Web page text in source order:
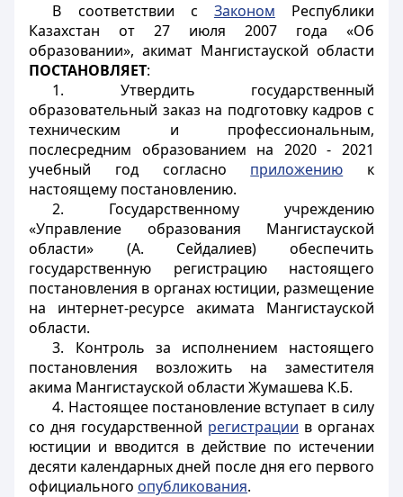
В соответствии с Законом Республики
Казахстан от 27 июля 2007 года «Об
образовании», акимат Мангистауской области
ПОСТАНОВЛЯЕТ:
1. Утвердить государственный
образовательный заказ на подготовку кадров с
техническим и профессиональным,
послесредним образованием на 2020 - 2021
учебный год согласно приложению к
настоящему постановлению.
2. Государственному учреждению
«Управление образования Мангистауской
области» (А. Сейдалиев) обеспечить
государственную регистрацию настоящего
постановления в органах юстиции, размещение
на интернет-ресурсе акимата Мангистауской
области.
3. Контроль за исполнением настоящего
постановления возложить на заместителя
акима Мангистауской области Жумашева К.Б.
4. Настоящее постановление вступает в силу
со дня государственной регистрации в органах
юстиции и вводится в действие по истечении
десяти календарных дней после дня его первого
официального опубликования.